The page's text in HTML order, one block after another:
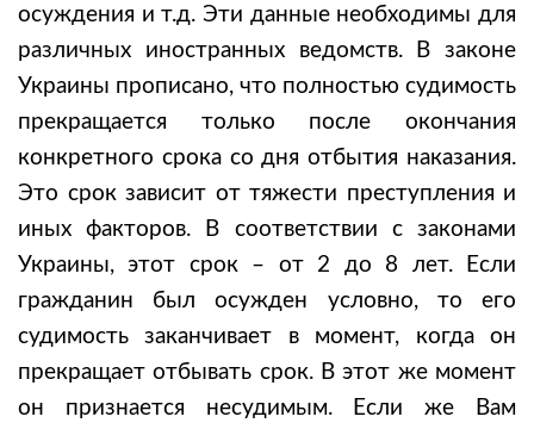
осуждения и т.д. Эти данные необходимы для
различных иностранных ведомств. В законе
Украины прописано, что полностью судимость
прекращается только после окончания
конкретного срока со дня отбытия наказания.
Это срок зависит от тяжести преступления и
иных факторов. В соответствии с законами
Украины, этот срок – от 2 до 8 лет. Если
гражданин был осужден условно, то его
судимость заканчивает в момент, когда он
прекращает отбывать срок. В этот же момент
он признается несудимым. Если же Вам